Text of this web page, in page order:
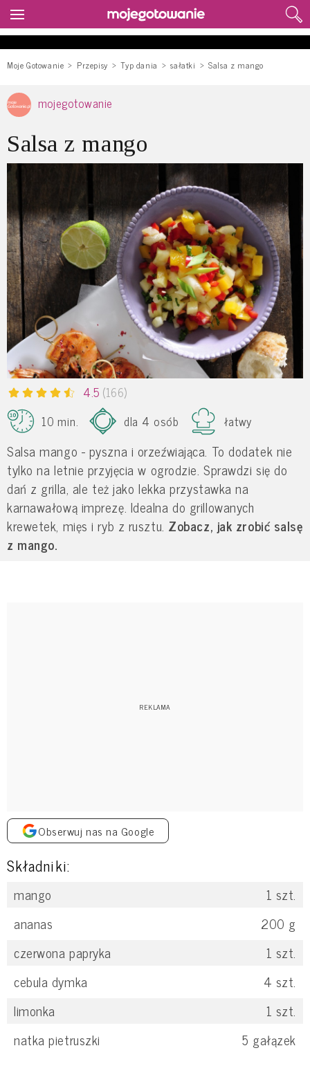
Moje Gotowanie Przepisy Typ dania sałatki Salsa z mango
mojegotowanie
Salsa z mango
4.5 (166)
10 min.
dla 4 osób łatwy
Salsa mango - pyszna i orzeźwiająca. To dodatek nie
tylko na letnie przyjęcia w ogrodzie. Sprawdzi się do
dań z grilla, ale też jako lekka przystawka na
karnawałową imprezę. Idealna do grillowanych
krewetek, mięs i ryb z rusztu. Zobacz, jak zrobić salsę
z mango.
Obserwuj nas na Google
Składniki:
mango 1 szt.
ananas
200 g
czerwona papryka
1 szt.
cebula dymka
4 szt.
limonka
1 szt.
natka pietruszki
5 gałązek